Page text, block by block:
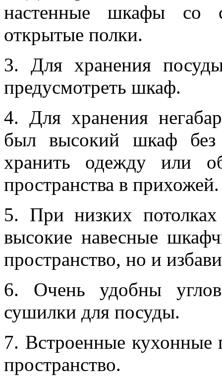
настенные шкафы со
открытые полки.
3. Для хранения
предусмотреть шкаф.
4. Для хранения
был высокий шкаф
хранить одежду или
пространства в прихожей.
5. При низких потолках
высокие навесные
пространство, но и
6. Очень удобны
сушилки для посуды.
7. Встроенные кухонные
пространство.